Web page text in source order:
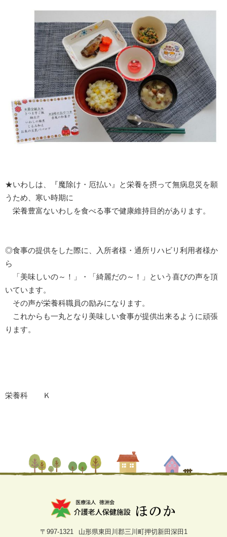
★いわしは、『魔除け・厄払い』と栄養を摂って無病息災を願
うため、寒い時期に
栄養豊富ないわしを食べる事で健康維持目的があります。
◎食事の提供をした際に、入所者様・通所リハビリ利用者様か
ら
「美味しいの～！」・「綺麗だの～！」という喜びの声を頂
いています。
その声が栄養科職員の励みになります。
これからも一丸となり美味しい食事が提供出来るように頑張
ります。
栄養科 Ｋ
〒997-1321
山形県東田川郡三川町押切新田深田1